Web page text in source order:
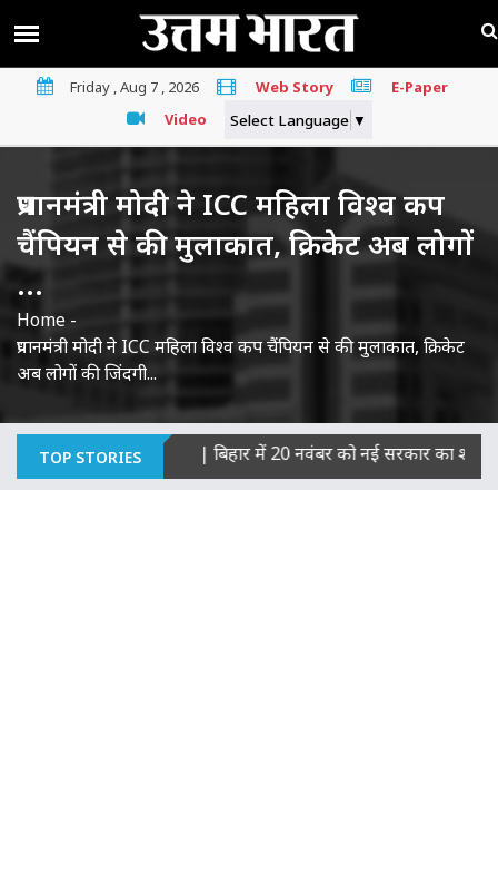
Friday , Aug 7 , 2026 Web Story
E-Paper
Video
Select Language ▼
प्रधानमंत्री मोदी ने ICC महिला विश्व कप
चैंपियन से की मुलाकात, क्रिकेट अब लोगों
...
Home -
प्रधानमंत्री मोदी ने ICC महिला विश्व कप चैंपियन से की मुलाकात, क्रिकेट
अब लोगों की जिंदगी...
TOP STORIES
का माना दोषी|बिहार में 20 नवंबर को नई सरकार का शपथ ग्रहण,